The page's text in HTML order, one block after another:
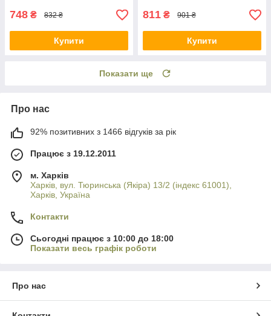
748 ₴ 832 ₴
Купити
811 ₴ 901 ₴
Купити
Показати ще
Про нас
92% позитивних з 1466 відгуків за рік
Працює з 19.12.2011
м. Харків
Харків, вул. Тюринська (Якіра) 13/2 (індекс 61001),
Харків, Україна
Контакти
Сьогодні працює з 10:00 до 18:00
Показати весь графік роботи
Про нас